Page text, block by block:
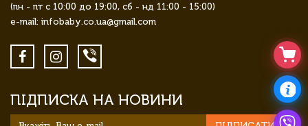
(пн - пт с 10:00 до 19:00, сб - нд 11:00 - 15:00)
e-mail: infobaby.co.ua@gmail.com
ПІДПИСКА НА НОВИНИ